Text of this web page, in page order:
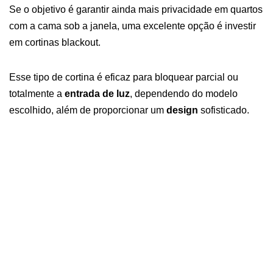
Se o objetivo é garantir ainda mais privacidade em quartos
com a cama sob a janela, uma excelente opção é investir
em cortinas blackout.
Esse tipo de cortina é eficaz para bloquear parcial ou
totalmente a entrada de luz, dependendo do modelo
escolhido, além de proporcionar um design sofisticado.